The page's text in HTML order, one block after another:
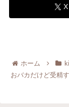
X
ホーム
おバカだけど受精